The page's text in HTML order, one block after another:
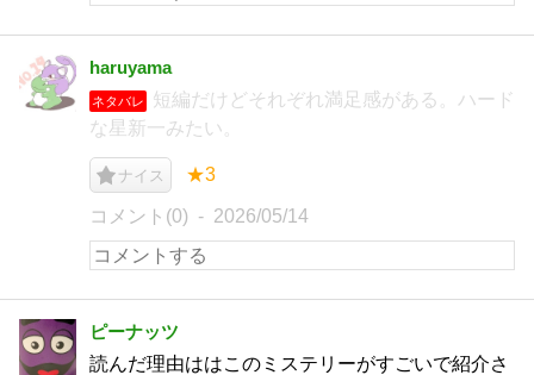
haruyama
ネタバレ
短編だけどそれぞれ満足感がある。ハード
な星新一みたい。
ナイス ★3
コメント(0) 2026/05/14
ピーナッツ
読んだ理由ははこのミステリーがすごいで紹介さ